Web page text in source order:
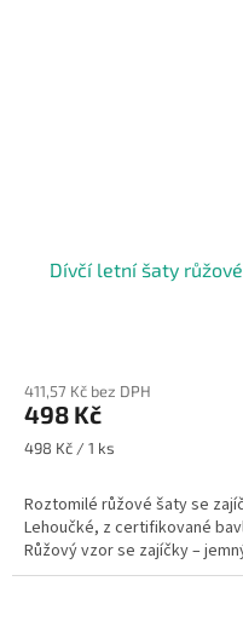
Dívčí letní šaty
411,57 Kč bez DPH
498 Kč
Měrná
498 Kč / 1 ks
Roztomilé růžové šaty se
Lehoučké, z certifikované
Růžový vzor se zajíčky –